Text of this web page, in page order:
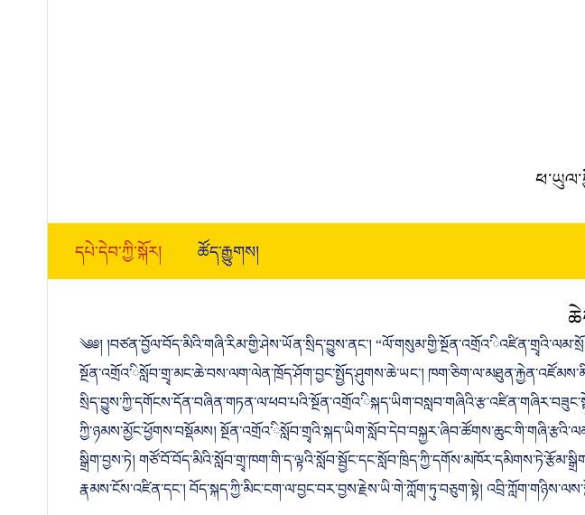
དཔེ་དེབ་ཀྱི་སྐོར། ཚོད་རྒྱུགས།
༄༅། །བཙན་བྱོལ་བོད་མིའི་གཞི་རིམ་གྱི་ཤེས་ཡོན་སྲིད་བྱུས་ནང་།
སྔོན་འགྲོའ་ིསློབ་གྲྭ་མང་ཆེ་བས་ལག་ལེན་ཁྲོད་ཤོག་བྱང་སྤྱོད་ཤུགས་ཆེ་ཡང་།
ཀྱི་ཉམས་མྱོང་ཕྱོགས་བསྡོམས།
སྒྲིག་བྱས་ཏེ།
རྣམས་ངོས་འཛིན་དང་། བོད་སྐད་ཀྱི་མིང་ངག་ལ་བྱང་བར་བྱས་རྗེས་ཡི་གེ་ཀློག་ཏུ་བཅུག་སྟེ།